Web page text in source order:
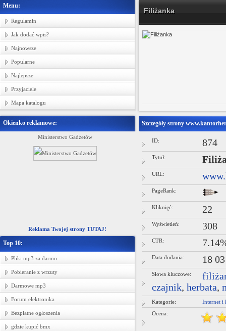
Menu:
Regulamin
Jak dodać wpis?
Najnowsze
Popularne
Najlepsze
Przyjaciele
Mapa katalogu
Okienko reklamowe:
Ministerstwo Gadżetów
pościeli dziecięcej -- hurtownia
Reklama Twojej strony TUTAJ!
Top 10:
Pliki mp3 za darmo
Pobieranie z wrzuty
Darmowe mp3
Forum elektronika
Bezpłatne ogłoszenia
gdzie kupić bmx
Filiżanka
Szczegóły strony
ID: 874
Tytuł:
URL:
PageRank:
Kliknięć: 22
Wyświetleń: 308
CTR:
Data dodania: 18
Słowa kluczowe:
czajnik, herbata,
Kategorie:
Internet i
Ocena: